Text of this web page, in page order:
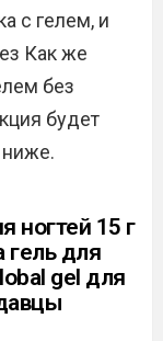
с гелем, и
Как же
без
будет
ногтей 15 г
для
gel для